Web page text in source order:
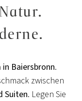
Baiersbronn.
zwischen
Suiten. Legen Sie